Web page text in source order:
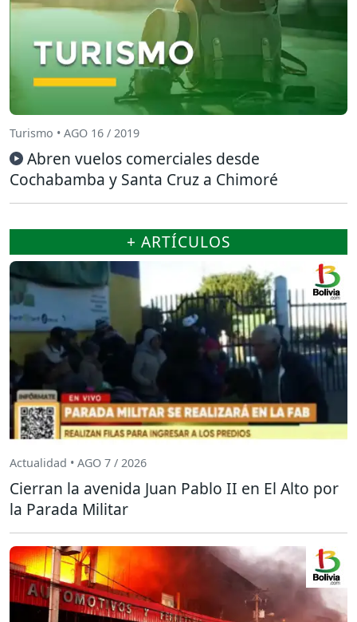
Turismo • AGO 16 / 2019
Abren vuelos comerciales desde
Cochabamba y Santa Cruz a Chimoré
+ ARTÍCULOS
Actualidad • AGO 7 / 2026
Cierran la avenida Juan Pablo II en El Alto por
la Parada Militar